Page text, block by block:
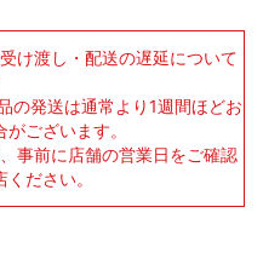
け渡し・配送の遅延について
の発送は通常より1週間ほどお
ございます。
事前に店舗の営業日をご確認
ださい。